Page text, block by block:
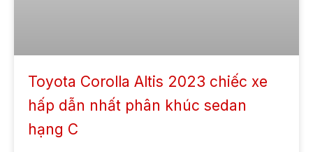
Toyota Corolla Altis 2023 chiếc xe
hấp dẫn nhất phân khúc sedan
hạng C